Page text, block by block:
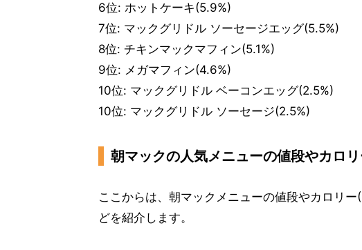
6位: ホットケーキ(5.9%)
7位: マックグリドル ソーセージエッグ(5.5%)
8位: チキンマックマフィン(5.1%)
9位: メガマフィン(4.6%)
10位: マックグリドル ベーコンエッグ(2.5%)
10位: マックグリドル ソーセージ(2.5%)
朝マックの人気メニューの値段やカロ
ここからは、朝マックメニューの値段やカロリ
どを紹介します。